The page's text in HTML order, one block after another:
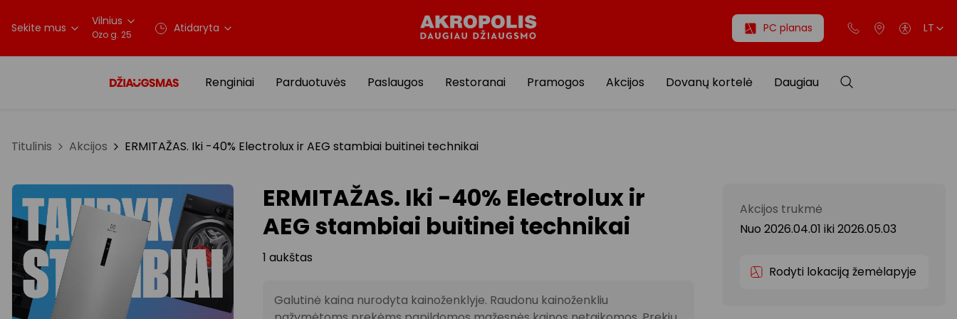
Sekite mus Vilnius
Ozo g. 25 Atidaryta PC planas LT
Renginiai Parduotuvės Paslaugos Restoranai Pramogos Akcijos Dovanų kortelė Daugiau
Titulinis Akcijos ERMITAŽAS. Iki -40% Electrolux ir AEG stambiai buitinei technikai
ERMITAŽAS. Iki -40% Electrolux ir
AEG stambiai buitinei technikai
1 aukštas
Galutinė kaina nurodyta kainoženklyje. Raudonu kainoženkliu
Akcijos trukmė
Nuo 2026.04.01 iki 2026.05.03
Rodyti lokaciją žemėlapyje